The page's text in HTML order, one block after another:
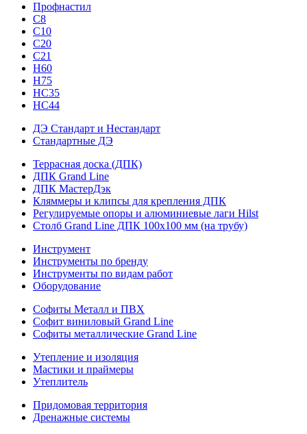
Профнастил
С8
С10
С20
С21
H60
H75
HС35
НС44
ДЭ Стандарт и Нестандарт
Стандартные ДЭ
Террасная доска (ДПК)
ДПК Grand Line
ДПК МастерДэк
Кляммеры и клипсы для крепления ДПК
Регулируемые опоры и алюминиевые лаги Hilst
Столб Grand Line ДПК 100х100 мм (на трубу)
Инструмент
Инструменты по бренду
Инструменты по видам работ
Оборудование
Софиты Металл и ПВХ
Софит виниловый Grand Line
Софиты металлические Grand Line
Утепление и изоляция
Мастики и праймеры
Утеплитель
Придомовая территория
Дренажные системы